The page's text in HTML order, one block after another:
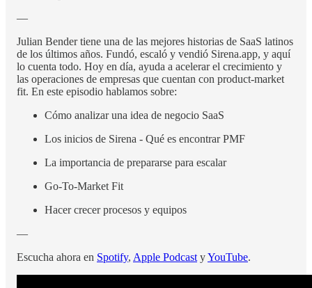
—
Julian Bender tiene una de las mejores historias de SaaS latinos
de los últimos años. Fundó, escaló y vendió Sirena.app, y aquí
lo cuenta todo. Hoy en día, ayuda a acelerar el crecimiento y
las operaciones de empresas que cuentan con product-market
fit. En este episodio hablamos sobre:
Cómo analizar una idea de negocio SaaS
Los inicios de Sirena - Qué es encontrar PMF
La importancia de prepararse para escalar
Go-To-Market Fit
Hacer crecer procesos y equipos
—
Escucha ahora en Spotify, Apple Podcast yYouTube.